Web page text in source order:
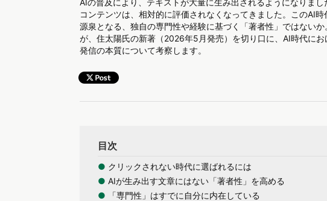
AIの普及により、テキストが大量に生み出されるようになりま
コンテンツは、相対的に評価されなくなってきました。このAI
源泉となる、独自の専門性や経験に基づく「著者性」ではない
が、住太陽氏の新著（2026年5月発売）を切り口に、AI時代に
発信の本質について考察します。
目次
● クリックされない時代に選ばれるには
● AIが生み出す文章にはない「著者性」を高める
● 「専門性」はすでに自分に内在している